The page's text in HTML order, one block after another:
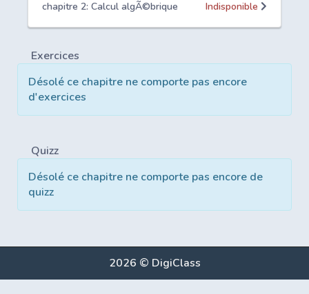
chapitre 2: Calcul algÃ©brique Indisponible
Exercices
Désolé ce chapitre ne comporte pas encore
d'exercices
Quizz
Désolé ce chapitre ne comporte pas encore de
quizz
2026 © DigiClass